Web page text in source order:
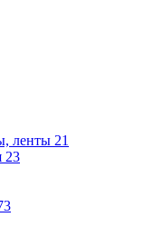
ленты 21
23